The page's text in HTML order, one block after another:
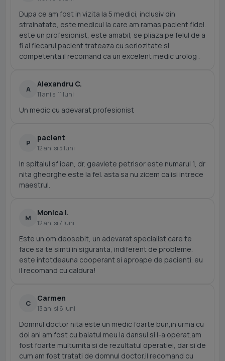
Dupa ce am fost in vizita la 5 medici, inclusiv din
strainatate, este medicul la care am ramas pacient fidel.
este un profesionist, este amabil, se pliaza pe felul de a
fi al fiecarui pacient.trateaza cu seriozitate si
competenta.il recomand ca un excelent medic urolog .
A
Alexandru C.
11 ani si 11 luni
Un medic cu adevarat profesionist
P
pacient
12 ani si 5 luni
In spitalul sf ioan, dr. geavlete petrisor este numarul 1, dr
nita gheorghe este la fel. asta sa nu zicem ca isi intrece
maestrul.
M
Monica I.
12 ani si 7 luni
Este un om deosebit, un adevarat specialist care te
face sa te simti in siguranta, indiferent de probleme.
este intotdeauna cooperant si aproape de pacienti. eu
il recomand cu caldura!
C
Carmen
13 ani si 6 luni
Domnul doctor nita este un medic foarte bun,in urma cu
doi ani am fost cu baiatul meu la dansul si l-a operat.am
fost foarte multumita si de rezultatul operatiei, dar si de
cum am fost tratati de domnul doctor.il recomand cu